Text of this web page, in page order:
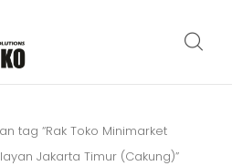
tag “Rak Toko Minimarket
Jakarta Timur (Cakung)”